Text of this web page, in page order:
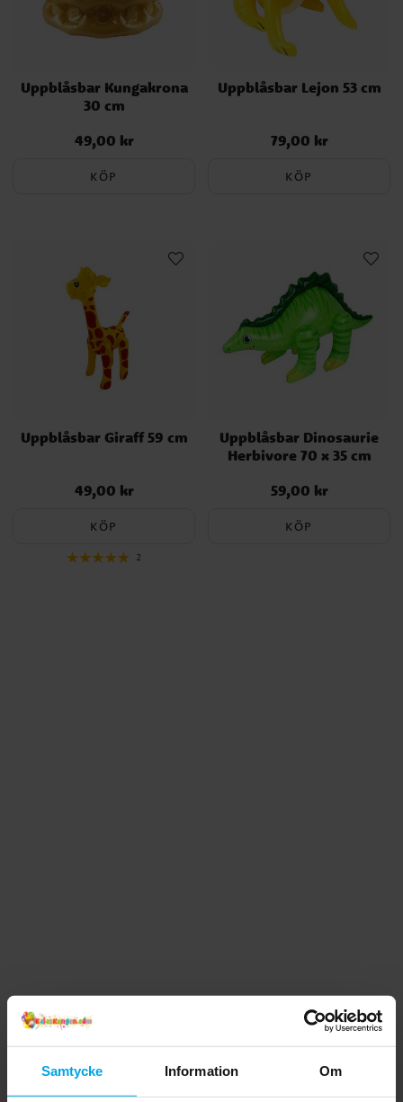
Samtycke Information Om
Uppblåsbar Kungakrona
30 cm
Pris:49,00 kr
49,00 kr
KÖP
Uppblåsbar Lejon 53 cm
Pris:79,00 kr
79,00 kr
KÖP
Uppblåsbar Giraff 59 cm
Pris:49,00 kr
49,00 kr
KÖP
2
Uppblåsbar Dinosaurie
Herbivore 70 x 35 cm
Pris:59,00 kr
59,00 kr
KÖP